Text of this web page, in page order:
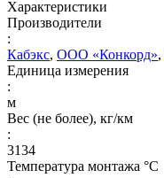
Характеристики
Производители
:
Кабэкс, ООО «Конкорд»,
Единица измерения
:
м
Вес (не более), кг/км
:
3134
Температура монтажа °C